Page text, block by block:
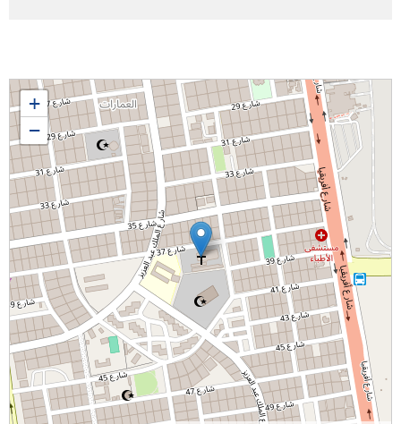
padre Eugenio CALIGARI
+
−